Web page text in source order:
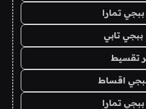
تمارا
تابي
تقسيط
اقساط
تمارا